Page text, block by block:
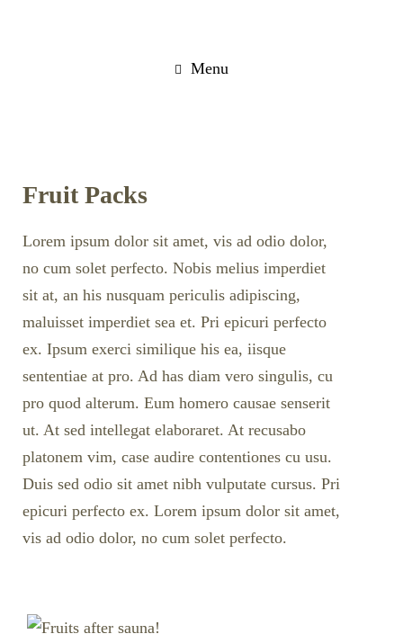
Menu
Fruit Packs
Lorem ipsum dolor sit amet, vis ad odio dolor,
no cum solet perfecto. Nobis melius imperdiet
sit at, an his nusquam periculis adipiscing,
maluisset imperdiet sea et. Pri epicuri perfecto
ex. Ipsum exerci similique his ea, iisque
sententiae at pro. Ad has diam vero singulis, cu
pro quod alterum. Eum homero causae senserit
ut. At sed intellegat elaboraret. At recusabo
platonem vim, case audire contentiones cu usu.
Duis sed odio sit amet nibh vulputate cursus. Pri
epicuri perfecto ex. Lorem ipsum dolor sit amet,
vis ad odio dolor, no cum solet perfecto.